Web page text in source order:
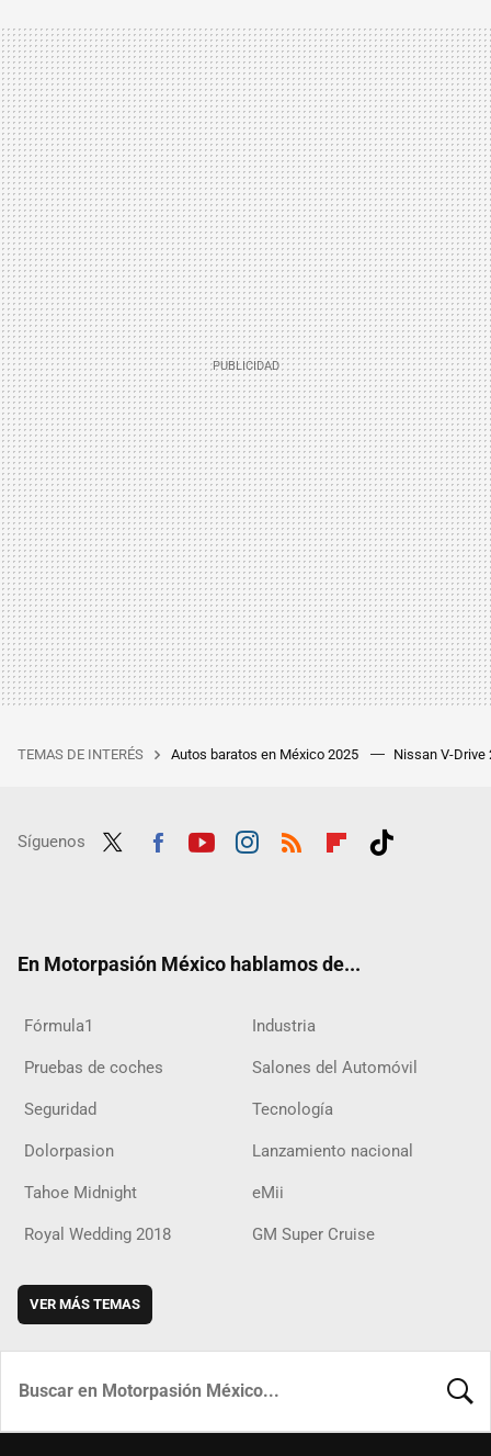
TEMAS DE INTERÉS Autos baratos en México 2025 Nissan V-Drive
Síguenos
En Motorpasión México hablamos de...
Fórmula1 Industria
Pruebas de coches Salones del Automóvil
Seguridad Tecnología
Dolorpasion Lanzamiento nacional
Tahoe Midnight eMii
Royal Wedding 2018 GM Super Cruise
VER MÁS TEMAS